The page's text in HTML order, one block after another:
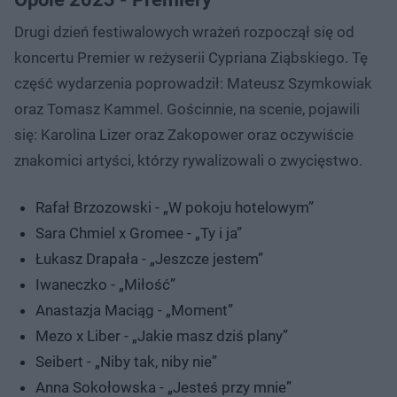
Drugi dzień festiwalowych wrażeń rozpoczął się od
koncertu Premier w reżyserii Cypriana Ziąbskiego. Tę
część wydarzenia poprowadził: Mateusz Szymkowiak
oraz Tomasz Kammel. Gościnnie, na scenie, pojawili
się: Karolina Lizer oraz Zakopower oraz oczywiście
znakomici artyści, którzy rywalizowali o zwycięstwo.
Rafał Brzozowski - „W pokoju hotelowym”
Sara Chmiel x Gromee - „Ty i ja”
Łukasz Drapała - „Jeszcze jestem”
Iwaneczko - „Miłość”
Anastazja Maciąg - „Moment”
Mezo x Liber - „Jakie masz dziś plany”
Seibert - „Niby tak, niby nie”
Anna Sokołowska - „Jesteś przy mnie”